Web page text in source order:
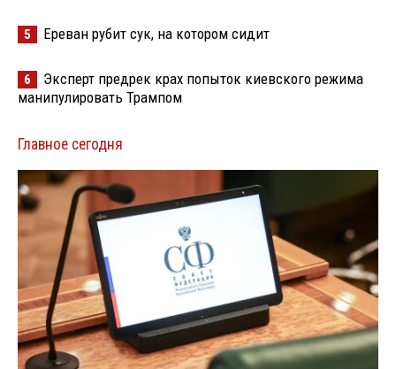
5 Ереван рубит сук, на котором сидит
6
Эксперт предрек крах попыток киевского режима
манипулировать Трампом
Главное сегодня